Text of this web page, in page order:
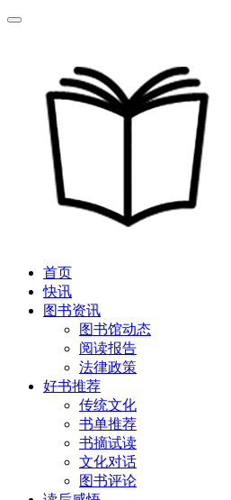
首页
快讯
图书资讯
图书馆动态
阅读报告
法律政策
好书推荐
传统文化
书单推荐
书摘试读
文化对话
图书评论